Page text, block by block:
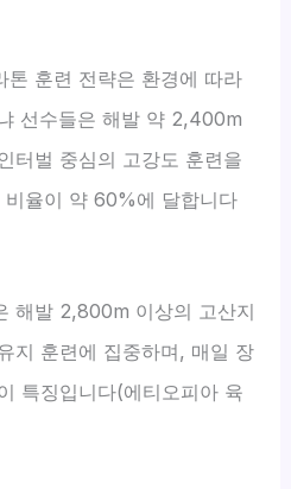
톤 훈련 전략은 환경에 따라
선수들은 해발 약 2,400m
터벌 중심의 고강도 훈련을
율이 약 60%에 달합니다
해발 2,800m 이상의 고산지
지 훈련에 집중하며, 매일 장
특징입니다(에티오피아 육